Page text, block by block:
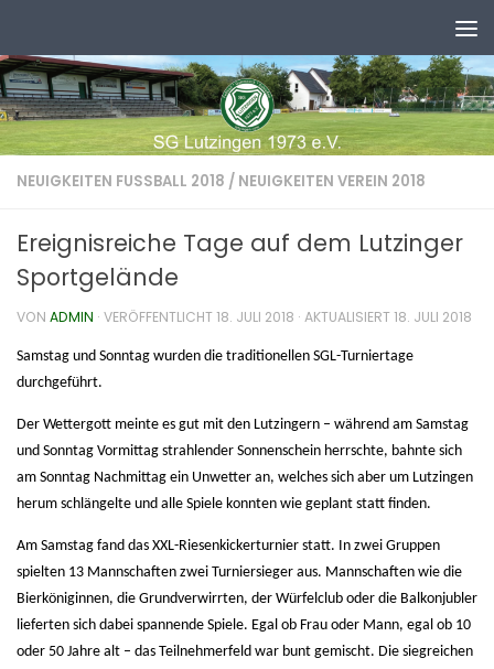
NEUIGKEITEN FUSSBALL 2018 / NEUIGKEITEN VEREIN 2018
Ereignisreiche Tage auf dem Lutzinger
Sportgelände
VON ADMIN · VERÖFFENTLICHT18. JULI 2018 · AKTUALISIERT18. JULI 2018
Samstag und Sonntag wurden die traditionellen SGL-Turniertage
durchgeführt.
Der Wettergott meinte es gut mit den Lutzingern – während am Samstag
und Sonntag Vormittag strahlender Sonnenschein herrschte, bahnte sich
am Sonntag Nachmittag ein Unwetter an, welches sich aber um Lutzingen
herum schlängelte und alle Spiele konnten wie geplant statt finden.
Am Samstag fand das XXL-Riesenkickerturnier statt. In zwei Gruppen
spielten 13 Mannschaften zwei Turniersieger aus. Mannschaften wie die
Bierköniginnen, die Grundverwirrten, der Würfelclub oder die Balkonjubler
lieferten sich dabei spannende Spiele. Egal ob Frau oder Mann, egal ob 10
oder 50 Jahre alt – das Teilnehmerfeld war bunt gemischt. Die siegreichen